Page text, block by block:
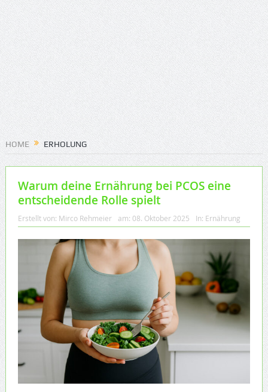
HOME ERHOLUNG
Warum deine Ernährung bei PCOS eine
entscheidende Rolle spielt
Erstellt von: Mirco Rehmeier am: 08. Oktober 2025 In: Ernährung